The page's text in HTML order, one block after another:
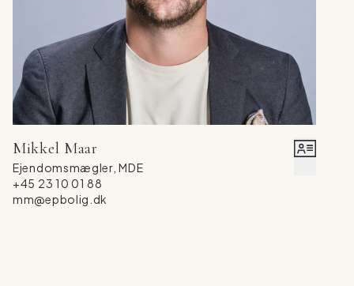
og ferieliv året rundt.
Mikkel Maar
Ejendomsmægler, MDE
+45 23 10 01 88
mm@epbolig.dk